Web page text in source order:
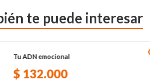
te puede interesar
Tu ADN emocional
$ 132.000